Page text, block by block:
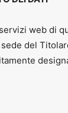
web di
del